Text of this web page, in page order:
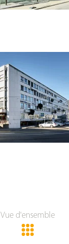
Vue d'ensemble